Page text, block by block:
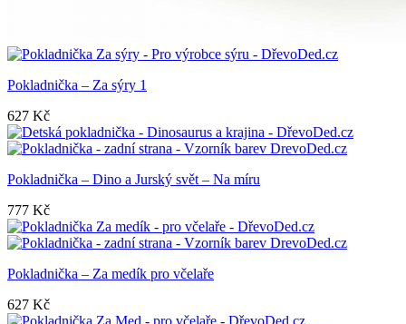
Pokladnička – Za sýry 1
627 Kč
Pokladnička – Dino a Jurský svět – Na míru
777 Kč
Pokladnička – Za medík pro včelaře
627 Kč